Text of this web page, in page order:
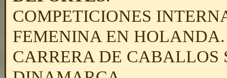
COMPETICIONES
FEMENINA EN HOLANDA.
CARRERA DE CABALLOS